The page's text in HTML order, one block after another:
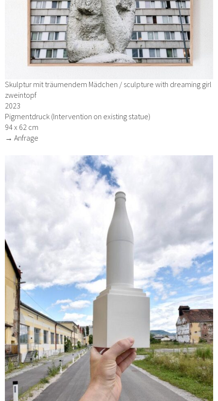
Skulptur mit träumendem Mädchen / sculpture with dreaming girl
zweintopf
2023
Pigmentdruck (Intervention on existing statue)
94 x 62 cm
→ Anfrage